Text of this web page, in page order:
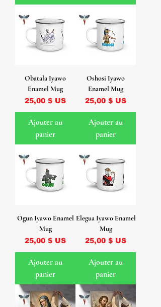
Obatala Iyawo
Enamel Mug
Prix
25,00 $ US
Ajouter au
panier
Oshosi Iyawo
Enamel Mug
Prix
25,00 $ US
Ajouter au
panier
Ogun Iyawo Enamel
Mug
Prix
25,00 $ US
Ajouter au
panier
Elegua Iyawo Enamel
Mug
Prix
25,00 $ US
Ajouter au
panier